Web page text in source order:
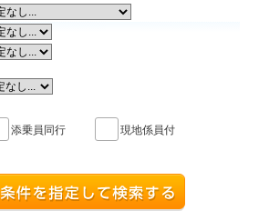
添乗員同行 現地係員付